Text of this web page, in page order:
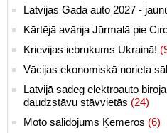
Latvijas Gada auto 2027 -
Kārtējā avārija Jūrmalā pie
Krievijas iebrukums Ukrainā!
Vācijas ekonomiskā norieta
Latvijā sadeg elektroauto
daudzstāvu stāvvietās (24)
Moto salidojums Ķemeros (6)